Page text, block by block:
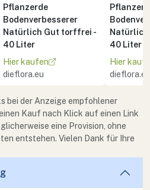
Pflanzerde
Bodenverbesserer
Natürlich Gut torffrei -
40 Liter
Hier kaufen
dieflora.eu
40 Liter
Hier
dieflora.eu
bei der Anzeige empfohlener
Kauf nach Klick auf einen Link
eine Provision, ohne
entstehen. Vielen Dank für Ihre